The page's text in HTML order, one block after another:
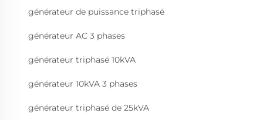
générateur de puissance triphasé
générateur AC 3 phases
générateur triphasé 10kVA
générateur 10kVA 3 phases
générateur triphasé de 25kVA